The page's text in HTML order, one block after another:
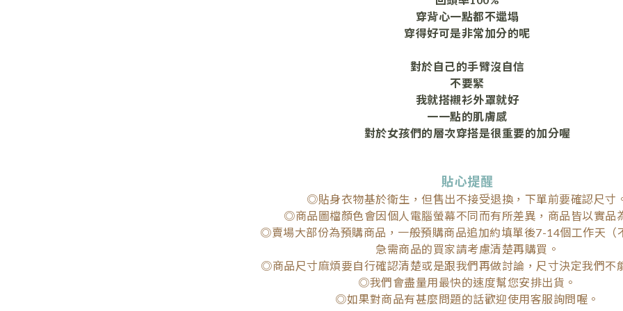
穿背心一點都不邋塌
穿得好可是非常加分的呢
對於自己的手臂沒自信
不要緊
我就搭襯衫外罩就好
一一點的肌膚感
對於女孩們的層次穿搭是很重要的加分喔
貼心提醒
◎貼身衣物基於衛生，但售出不接受退換，下單前要確認尺寸
◎商品圖檔顏色會因個人電腦螢幕不同而有所差異，商品皆以實品
◎賣場大部份為預購商品，一般預購商品追加約填單後7-14個工作天（
急需商品的買家請考慮清楚再購買。
◎商品尺寸麻煩要自行確認清楚或是跟我們再做討論，尺寸決定我們不
◎我們會盡量用最快的速度幫您安排出貨。
◎如果對商品有甚麼問題的話歡迎使用客服詢問喔。